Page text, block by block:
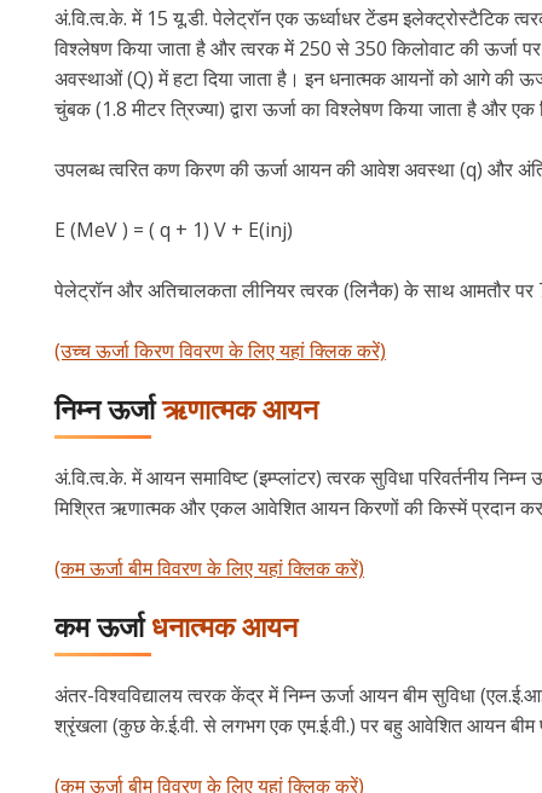
अं.वि.त्व.के. में 15 यू.डी. पेलेट्रॉन एक ऊर्ध्वाधर टेंडम इलेक्ट्रोस्टैटिक
विश्लेषण किया जाता है और त्वरक में 250 से 350 किलोवाट की ऊर्जा पर
अवस्थाओं (Q) में हटा दिया जाता है। इन धनात्मक आयनों को आगे की
चुंबक (1.8 मीटर त्रिज्या) द्वारा ऊर्जा का विश्लेषण किया जाता है और
उपलब्ध त्वरित कण किरण की ऊर्जा आयन की आवेश अवस्था (q) और
E (MeV ) = ( q + 1) V + E(inj)
पेलेट्रॉन और अतिचालकता लीनियर त्वरक (लिनैक) के साथ आमतौर पर
(उच्च ऊर्जा किरण विवरण के लिए यहां क्लिक करें)
निम्न ऊर्जाऋणात्मक आयन
अं.वि.त्व.के. में आयन समाविष्ट (इम्प्लांटर) त्वरक सुविधा परिवर्तनीय
मिश्रित ऋणात्मक और एकल आवेशित आयन किरणों की किस्में प्रदान
(कम ऊर्जा बीम विवरण के लिए यहां क्लिक करें)
कम ऊर्जाधनात्मक आयन
अंतर-विश्वविद्यालय त्वरक केंद्र में निम्न ऊर्जा आयन बीम सुविधा
श्रृंखला (कुछ के.ई.वी. से लगभग एक एम.ई.वी.) पर बहु आवेशित आयन बीम
(कम ऊर्जा बीम विवरण के लिए यहां क्लिक करें)